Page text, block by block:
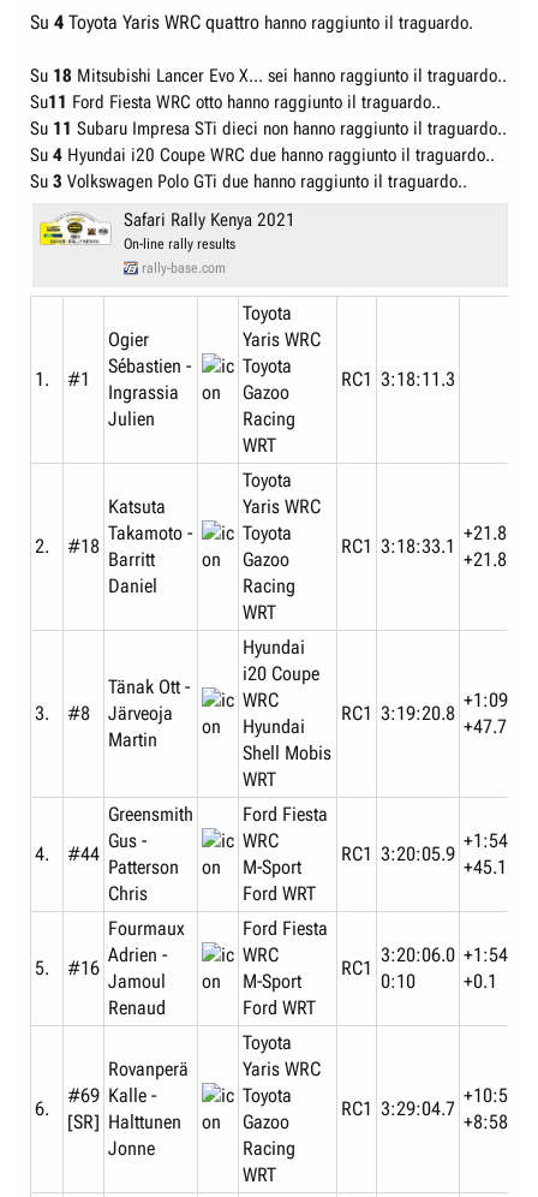
Weber Erwin -
Matthias
Volkswagen
Golf II GTi
Volkswagen
Motorsport
+25:25
9. #19
Heather-
Hayes Jim -
Levitan Anton
Subaru RX
Turbo
11:08:57
+4:13:30
+4:47
10. #4
Alessandro -
Luchi
Giacomo
Lancia Delta
Shah Jayant -
Nissan
200SX
+8:23:21
12. #22
Hughes-
Morgan Lynda
- Marote Lynn
Nissan March
Turbo
25:56:18
+10:37:30
Tham
Sessions
Range Rover
+41:52
Ritirati
Retirements​
#1
Eklund Per -
Whittock
Dave
Nissan
Nissan
Motorsports
International
Jorge - Del
Buono Jorge
Lancia Delta
Martini Lancia
Rai Sarbi -
Soin Supee
Volkswagen
Golf GTi 16V
Accident
#9
Sandhu
Jaswinder
Golf GTi 16V
#11
Stohl Rudolf -
Rohringer
Suspension
Final Results Marlboro Safari Rally 1989 | eWRC-results.com
eWRC-results.com
www.ewrc-results.com
Su 4 Toyota Yaris WRC quattro hanno raggiunto il traguardo.
Su 18 Mitsubishi Lancer Evo X... sei hanno raggiunto il traguardo..
Su11 Ford Fiesta WRC otto hanno raggiunto il traguardo..
Su 11 Subaru Impresa STi dieci non hanno raggiunto il traguardo..
Su 4 Hyundai i20 Coupe WRC due hanno raggiunto il traguardo..
Su 3 Volkswagen Polo GTi due hanno raggiunto il traguardo..
Safari Rally Kenya 2021
On-line rally results
rally-base.com
1. #1
Ogier
Sébastien -
Ingrassia
Julien
Toyota
Yaris WRC
Toyota
Gazoo
Racing
WRT
RC1 3:18:11.3
2. #18
Katsuta
Takamoto -
Barritt
Daniel
Toyota
Yaris WRC
Toyota
Gazoo
Racing
WRT
RC1 3:18:33.1
+21.8
+21.8
3. #8
Tänak Ott -
Järveoja
Martin
Hyundai
i20 Coupe
WRC
Hyundai
Shell Mobis
WRT
RC1 3:19:20.8
+1:09.5
+47.7
4. #44
Greensmith
Gus -
Patterson
Chris
Ford Fiesta
WRC
M-Sport
Ford WRT
RC1 3:20:05.9
+1:54.6
+45.1
5. #16
Fourmaux
Adrien -
Jamoul
Renaud
Ford Fiesta
WRC
M-Sport
Ford WRT
RC1
3:20:06.0
0:10
+1:54.7
+0.1
6.
#69
[SR]
Rovanperä
Kalle -
Halttunen
Jonne
Toyota
Yaris WRC
Toyota
Gazoo
Racing
WRT
RC1 3:29:04.7
+10:53.4
+8:58.7